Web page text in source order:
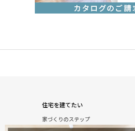
住宅を建てたい
家づくりのステップ
自由設計注文住宅